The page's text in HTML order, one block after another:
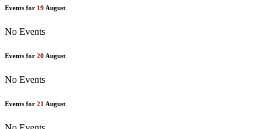
Events for 19 August
No Events
Events for 20 August
No Events
Events for 21 August